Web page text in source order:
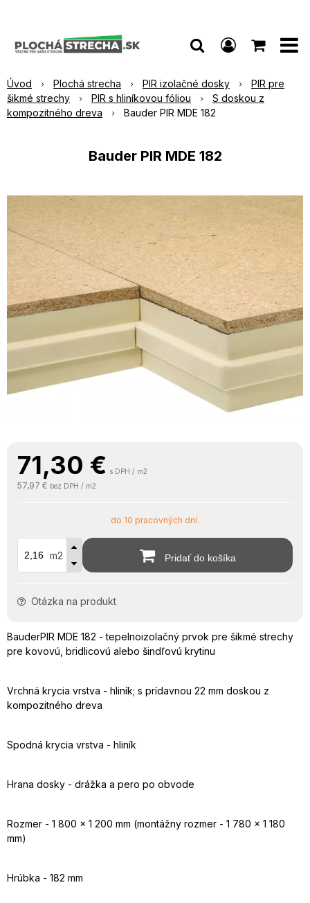
Úvod Plochá strecha PIR izolačné dosky
PIR pre
šikmé strechy
PIR s hliníkovou fóliou
S doskou z
kompozitného dreva
Bauder PIR MDE 182
Bauder PIR MDE 182
71,30 € s DPH / m2
57,97 € bez DPH / m2
do 10 pracovných dní.
m2 Pridať do košíka
Otázka na produkt
BauderPIR MDE 182 - tepelnoizolačný prvok pre šikmé strechy
pre kovovú, bridlicovú alebo šindľovú krytinu
Vrchná krycia vrstva - hliník; s prídavnou 22 mm doskou z
kompozitného dreva
Spodná krycia vrstva - hliník
Hrana dosky - drážka a pero po obvode
Rozmer - 1 800 x 1 200 mm (montážny rozmer - 1 780 x 1 180
mm)
Hrúbka - 182 mm